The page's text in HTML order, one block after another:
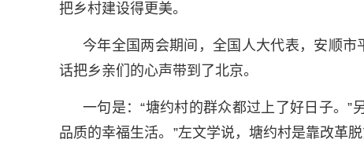
把乡村建设得更美。
今年全国两会期间，全国人大代表，安顺
话把乡亲们的心声带到了北京。
一句是：“塘约村的群众都过上了好日子。”
品质的幸福生活。”左文学说，塘约村是靠改革